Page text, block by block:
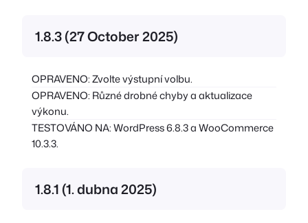
1.8.3 (27 October 2025)
OPRAVENO: Zvolte výstupní volbu.
OPRAVENO: Různé drobné chyby a aktualizace
výkonu.
TESTOVÁNO NA: WordPress 6.8.3 a WooCommerce
10.3.3.
1.8.1 (1. dubna 2025)